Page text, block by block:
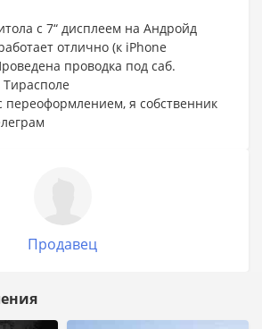
с 7“ дисплеем на Андройд
отлично (к iPhone
проводка под саб.
Тирасполе
переоформлением, я собственник
Продавец